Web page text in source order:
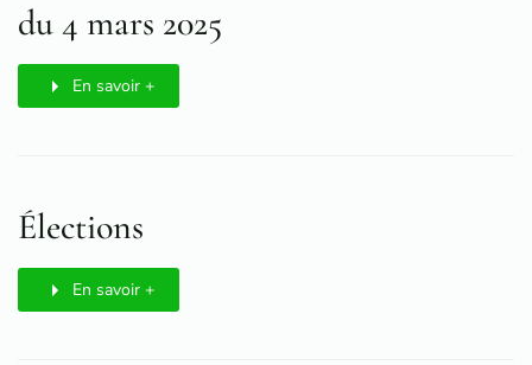
du 4 mars 2025
En savoir +
Élections
En savoir +